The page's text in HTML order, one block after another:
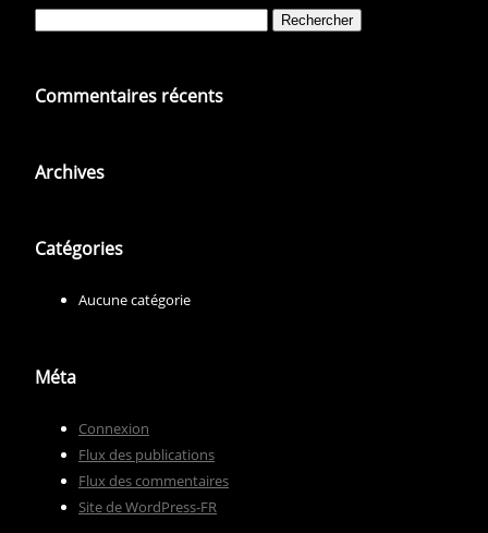
Commentaires récents
Archives
Catégories
Aucune catégorie
Méta
Connexion
Flux des publications
Flux des commentaires
Site de WordPress-FR